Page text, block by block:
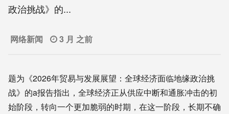
政治挑战》的...
网络新闻 3 月 之前
题为《2026年贸易与发展展望：全球经济面临地缘政治挑
战》的a报告指出，全球经济正从供应中断和通胀冲击的初
始阶段，转向一个更加脆弱的时期，在这一阶段，长期不确